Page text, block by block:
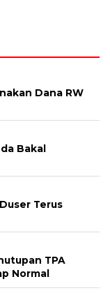
Dana RW
Bakal
Terus
TPA
Normal